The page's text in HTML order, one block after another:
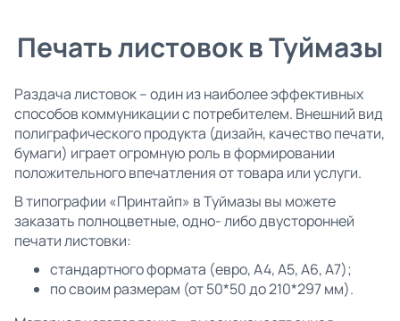
Печать листовок в Туймазы
Раздача листовок – один из наиболее эффективных
способов коммуникации с потребителем. Внешний вид
полиграфического продукта (дизайн, качество печати,
бумаги) играет огромную роль в формировании
положительного впечатления от товара или услуги.
В типографии «Принтайп» в Туймазы вы можете
заказать полноцветные, одно- либо двусторонней
печати листовки:
стандартного формата (евро, А4, А5, А6, А7);
по своим размерам (от 50*50 до 210*297 мм).